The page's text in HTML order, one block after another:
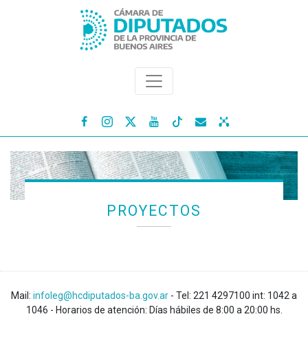
   
PROYECTOS
Mail: infoleg@hcdiputados-ba.gov.ar - Tel: 221 4297100 int: 1042 a
1046 - Horarios de atención: Días hábiles de 8:00 a 20:00 hs.